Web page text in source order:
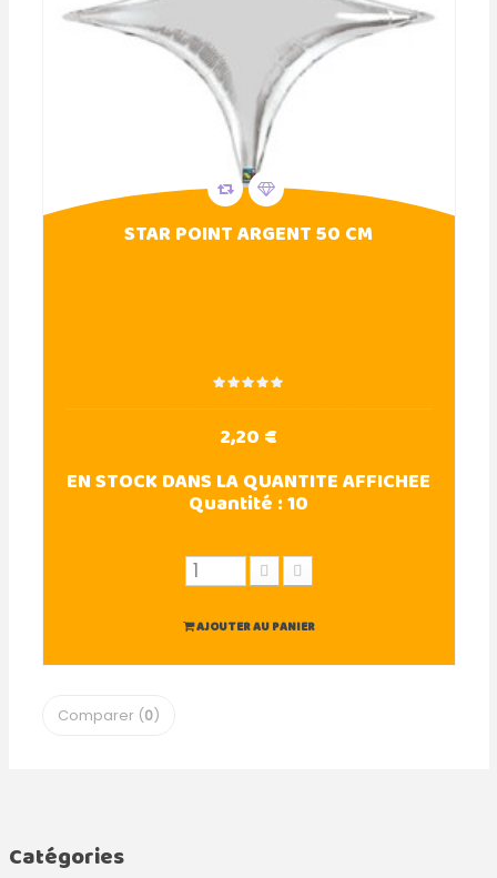
STAR POINT ARGENT 50 CM
2,20 €
EN STOCK DANS LA QUANTITE AFFICHEE
Quantité :10
AJOUTER AU PANIER
Comparer (0)
Catégories